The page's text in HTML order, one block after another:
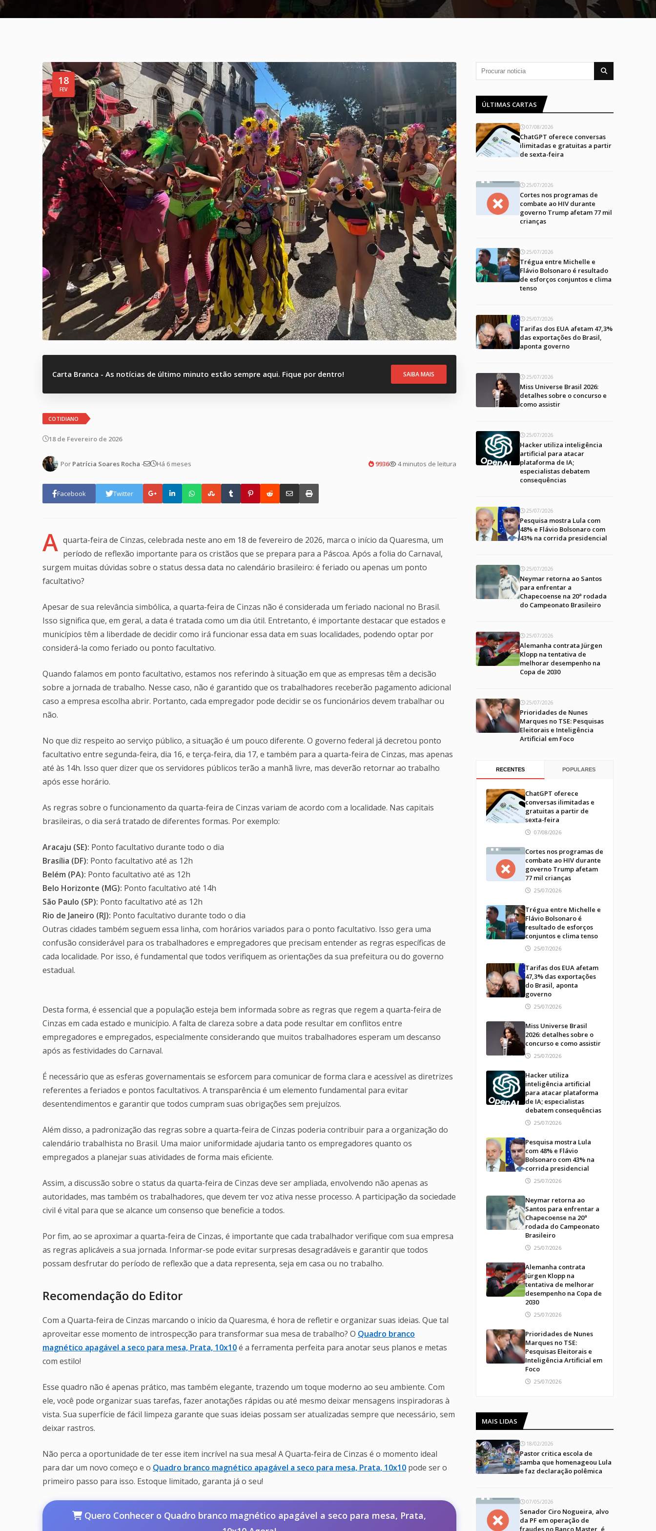
18
FEV
Carta Branca - As notícias de último minuto estão sempre aqui. Fique por dentro! SAIBA MAIS
COTIDIANO
18 de Fevereiro de 2026
Por Patrícia Soares Rocha - Há 6 meses 9936 4 minutos de leitura
Facebook Twitter
A quarta-feira de Cinzas, celebrada neste ano em 18 de fevereiro de 2026, marca o início da Quaresma, um
período de reflexão importante para os cristãos que se prepara para a Páscoa. Após a folia do Carnaval,
surgem muitas dúvidas sobre o status dessa data no calendário brasileiro: é feriado ou apenas um ponto
facultativo?
Apesar de sua relevância simbólica, a quarta-feira de Cinzas não é considerada um feriado nacional no Brasil.
Isso significa que, em geral, a data é tratada como um dia útil. Entretanto, é importante destacar que estados e
municípios têm a liberdade de decidir como irá funcionar essa data em suas localidades, podendo optar por
considerá-la como feriado ou ponto facultativo.
Quando falamos em ponto facultativo, estamos nos referindo à situação em que as empresas têm a decisão
sobre a jornada de trabalho. Nesse caso, não é garantido que os trabalhadores receberão pagamento adicional
caso a empresa escolha abrir. Portanto, cada empregador pode decidir se os funcionários devem trabalhar ou
não.
No que diz respeito ao serviço público, a situação é um pouco diferente. O governo federal já decretou ponto
facultativo entre segunda-feira, dia 16, e terça-feira, dia 17, e também para a quarta-feira de Cinzas, mas apenas
até às 14h. Isso quer dizer que os servidores públicos terão a manhã livre, mas deverão retornar ao trabalho
após esse horário.
As regras sobre o funcionamento da quarta-feira de Cinzas variam de acordo com a localidade. Nas capitais
brasileiras, o dia será tratado de diferentes formas. Por exemplo:
Aracaju (SE): Ponto facultativo durante todo o dia
Brasília (DF): Ponto facultativo até as 12h
Belém (PA): Ponto facultativo até as 12h
Belo Horizonte (MG): Ponto facultativo até 14h
São Paulo (SP): Ponto facultativo até as 12h
Rio de Janeiro (RJ): Ponto facultativo durante todo o dia
Outras cidades também seguem essa linha, com horários variados para o ponto facultativo. Isso gera uma
confusão considerável para os trabalhadores e empregadores que precisam entender as regras específicas de
cada localidade. Por isso, é fundamental que todos verifiquem as orientações da sua prefeitura ou do governo
estadual.
Desta forma, é essencial que a população esteja bem informada sobre as regras que regem a quarta-feira de
Cinzas em cada estado e município. A falta de clareza sobre a data pode resultar em conflitos entre
empregadores e empregados, especialmente considerando que muitos trabalhadores esperam um descanso
após as festividades do Carnaval.
É necessário que as esferas governamentais se esforcem para comunicar de forma clara e acessível as diretrizes
referentes a feriados e pontos facultativos. A transparência é um elemento fundamental para evitar
desentendimentos e garantir que todos cumpram suas obrigações sem prejuízos.
Além disso, a padronização das regras sobre a quarta-feira de Cinzas poderia contribuir para a organização do
calendário trabalhista no Brasil. Uma maior uniformidade ajudaria tanto os empregadores quanto os
empregados a planejar suas atividades de forma mais eficiente.
Assim, a discussão sobre o status da quarta-feira de Cinzas deve ser ampliada, envolvendo não apenas as
autoridades, mas também os trabalhadores, que devem ter voz ativa nesse processo. A participação da sociedade
civil é vital para que se alcance um consenso que beneficie a todos.
Por fim, ao se aproximar a quarta-feira de Cinzas, é importante que cada trabalhador verifique com sua empresa
as regras aplicáveis a sua jornada. Informar-se pode evitar surpresas desagradáveis e garantir que todos
possam desfrutar do período de reflexão que a data representa, seja em casa ou no trabalho.
Recomendação do Editor
Com a Quarta-feira de Cinzas marcando o início da Quaresma, é hora de refletir e organizar suas ideias. Que tal
aproveitar esse momento de introspecção para transformar sua mesa de trabalho? O Quadro branco
magnético apagável a seco para mesa, Prata, 10x10é a ferramenta perfeita para anotar seus planos e metas
com estilo!
Esse quadro não é apenas prático, mas também elegante, trazendo um toque moderno ao seu ambiente. Com
ele, você pode organizar suas tarefas, fazer anotações rápidas ou até mesmo deixar mensagens inspiradoras à
vista. Sua superfície de fácil limpeza garante que suas ideias possam ser atualizadas sempre que necessário, sem
deixar rastros.
Não perca a oportunidade de ter esse item incrível na sua mesa! A Quarta-feira de Cinzas é o momento ideal
para dar um novo começo e o Quadro branco magnético apagável a seco para mesa, Prata, 10x10 pode ser o
primeiro passo para isso. Estoque limitado, garanta já o seu!
Quero Conhecer o Quadro branco magnético apagável a seco para mesa, Prata,
ÚLTIMAS CARTAS
07/08/2026
ChatGPT oferece conversas
ilimitadas e gratuitas a partir
de sexta-feira
25/07/2026
Cortes nos programas de
combate ao HIV durante
governo Trump afetam 77 mil
crianças
25/07/2026
Trégua entre Michelle e
Flávio Bolsonaro é resultado
de esforços conjuntos e clima
tenso
25/07/2026
Tarifas dos EUA afetam 47,3%
das exportações do Brasil,
aponta governo
25/07/2026
Miss Universe Brasil 2026:
detalhes sobre o concurso e
como assistir
25/07/2026
Hacker utiliza inteligência
artificial para atacar
plataforma de IA;
especialistas debatem
consequências
25/07/2026
Pesquisa mostra Lula com
48% e Flávio Bolsonaro com
43% na corrida presidencial
25/07/2026
Neymar retorna ao Santos
para enfrentar a
Chapecoense na 20ª rodada
do Campeonato Brasileiro
25/07/2026
Alemanha contrata Jürgen
Klopp na tentativa de
melhorar desempenho na
Copa de 2030
25/07/2026
Prioridades de Nunes
Marques no TSE: Pesquisas
Eleitorais e Inteligência
Artificial em Foco
RECENTES POPULARES
ChatGPT oferece
conversas ilimitadas e
gratuitas a partir de
sexta-feira
07/08/2026
Cortes nos programas de
combate ao HIV durante
governo Trump afetam
77 mil crianças
25/07/2026
Trégua entre Michelle e
Flávio Bolsonaro é
resultado de esforços
conjuntos e clima tenso
25/07/2026
Tarifas dos EUA afetam
47,3% das exportações
do Brasil, aponta
governo
25/07/2026
Miss Universe Brasil
2026: detalhes sobre o
concurso e como assistir
25/07/2026
Hacker utiliza
inteligência artificial
para atacar plataforma
de IA; especialistas
debatem consequências
25/07/2026
Pesquisa mostra Lula
com 48% e Flávio
Bolsonaro com 43% na
corrida presidencial
25/07/2026
Neymar retorna ao
Santos para enfrentar a
Chapecoense na 20ª
rodada do Campeonato
Brasileiro
25/07/2026
Alemanha contrata
Jürgen Klopp na
tentativa de melhorar
desempenho na Copa de
2030
25/07/2026
Prioridades de Nunes
Marques no TSE:
Pesquisas Eleitorais e
Inteligência Artificial em
Foco
25/07/2026
MAIS LIDAS
18/02/2026
Pastor critica escola de
samba que homenageou Lula
e faz declaração polêmica
07/05/2026
Senador Ciro Nogueira, alvo
da PF em operação de
fraudes no Banco Master, é